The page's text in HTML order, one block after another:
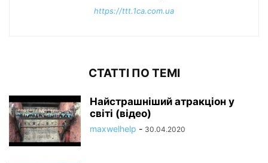
https://ttt.1ca.com.ua
СТАТТІ ПО ТЕМІ
Найстрашніший атракціон у
світі (відео)
maxwelhelp - 30.04.2020